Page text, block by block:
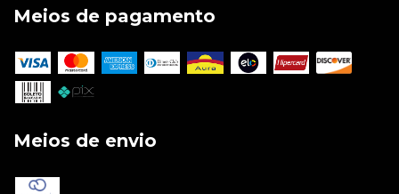
Meios de pagamento
Meios de envio